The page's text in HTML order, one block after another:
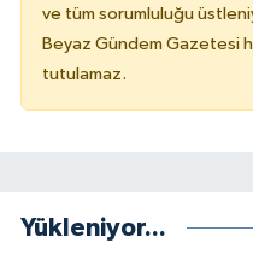
ve tüm sorumluluğu
Beyaz Gündem Gazetesi
tutulamaz.
Yükleniyor...